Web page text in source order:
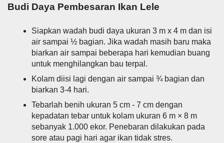
Budi Daya Pembesaran Ikan Lele
Siapkan wadah budi daya ukuran 3 m x 4 m dan isi
air sampai ½ bagian. Jika wadah masih baru maka
biarkan air sampai beberapa hari kemudian buang
untuk menghilangkan bau terpal.
Kolam diisi lagi dengan air sampai ¾ bagian dan
biarkan 3-4 hari.
Tebarlah benih ukuran 5 cm - 7 cm dengan
kepadatan tebar untuk kolam ukuran 6 m × 8 m
sebanyak 1.000 ekor. Penebaran dilakukan pada
sore atau pagi hari agar ikan tidak stres.